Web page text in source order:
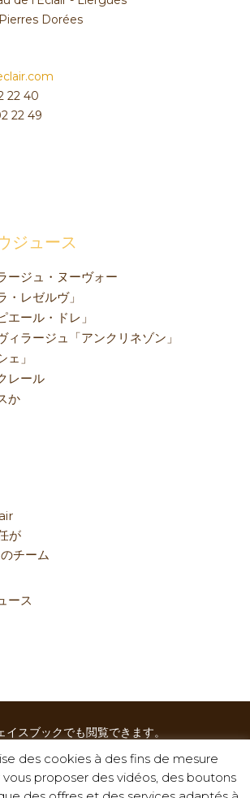
Dorées
22 40
22 49
ジュース
ージュ・ヌーヴォー
レゼルヴ」
エール・ドレ」
ィラージュ「アンクリネゾン」
」
レール
か
が
チーム
ース
イスブックでも閲覧できます。
クレディットと覚書
-
プライバシーポリシー
des cookies à des fins de mesure
vous proposer des vidéos, des boutons